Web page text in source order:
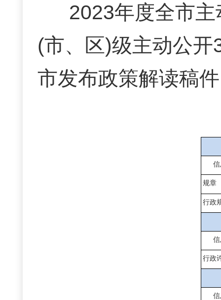
2023年度全市
(市、区)级主动公
市发布政策解读稿
规章
行政
行政